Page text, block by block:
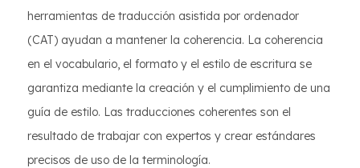
herramientas de traducción asistida por ordenador
(CAT) ayudan a mantener la coherencia. La coherencia
en el vocabulario, el formato y el estilo de escritura se
garantiza mediante la creación y el cumplimiento de una
guía de estilo. Las traducciones coherentes son el
resultado de trabajar con expertos y crear estándares
precisos de uso de la terminología.